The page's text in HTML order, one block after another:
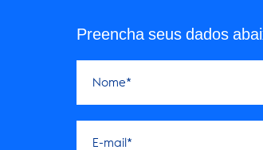
Preencha seus dados